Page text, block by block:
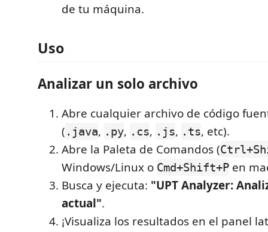
de tu máquina.
Uso
Analizar un solo archivo
Abre cualquier archivo de código
( .java, .py, .cs, .js, .ts, etc).
Abre la Paleta de Comandos (
Windows/Linux o Cmd+Shift+P en
Busca y ejecuta: "UPT Analyzer:
actual".
¡Visualiza los resultados en el panel